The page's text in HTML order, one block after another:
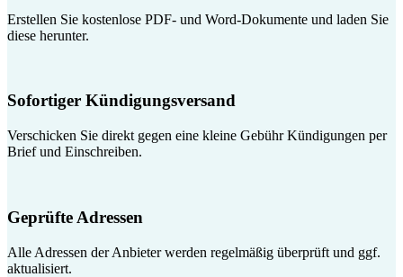
Erstellen Sie kostenlose PDF- und Word-Dokumente und laden Sie
diese herunter.
Sofortiger Kündigungsversand
Verschicken Sie direkt gegen eine kleine Gebühr Kündigungen per
Brief und Einschreiben.
Geprüfte Adressen
Alle Adressen der Anbieter werden regelmäßig überprüft und ggf.
aktualisiert.